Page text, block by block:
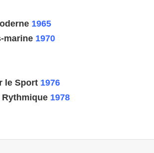
1965
marine 1970
le Sport 1976
1978